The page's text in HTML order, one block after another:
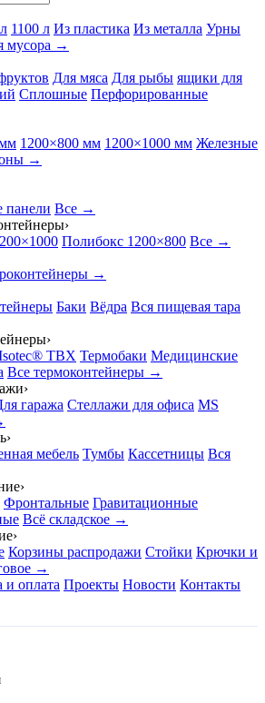
1100 л Из пластика Из металла Урны
мусора →
Для мяса Для рыбы ящики для
Сплошные Перфорированные
1200×800 мм 1200×1000 мм Железные
→
панели Все →
›
Полибокс 1200×800 Все →
→
Баки Вёдра Вся пищевая тара
›
TBX Термобаки Медицинские
Все термоконтейнеры →
›
гаража Стеллажи для офиса MS
›
мебель Тумбы Кассетницы Вся
›
Фронтальные Гравитационные
Всё складское →
›
Корзины распродажи Стойки Крючки и
→
и оплата Проекты Новости Контакты